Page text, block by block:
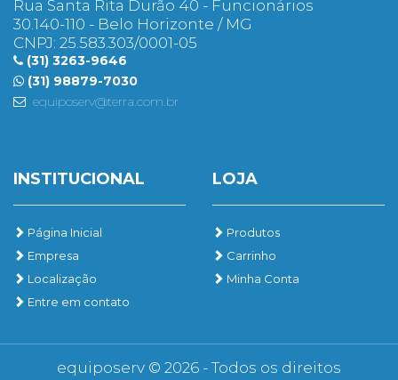
Rua Santa Rita Durão 40 - Funcionários
30.140-110 - Belo Horizonte / MG
CNPJ: 25.583.303/0001-05
(31) 3263-9646
(31) 98879-7030
equiposerv@terra.com.br
INSTITUCIONAL
Página Inicial
Empresa
Localização
Entre em contato
LOJA
Produtos
Carrinho
Minha Conta
equiposerv © 2026 - Todos os direitos